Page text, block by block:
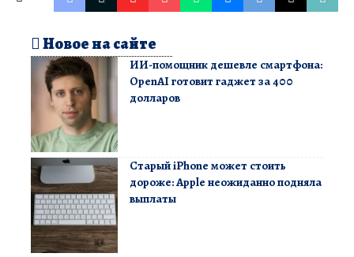
Новое на сайте
ИИ-помощник дешевле смартфона:
OpenAI готовит гаджет за 400
долларов
Старый iPhone может стоить
дороже: Apple неожиданно подняла
выплаты